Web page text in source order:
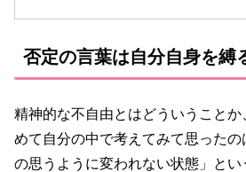
否定の言葉は自分自身を縛
精神的な不自由とはどういうこと
めて自分の中で考えてみて思った
の思うように変われない状態」とい